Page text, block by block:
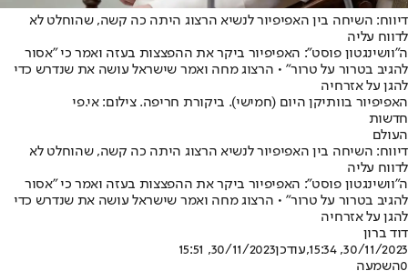
דיווח: השיחה בין האפיפיור לנשיא הרצוג היתה כה קשה, שהוחלט לא
לדווח עליה
ה"וושינגטון פוסט": האפיפיור ביקר את ההפצצות בעזה ואמר כי "אסור
להגיב בטרור על טרור" • הרצוג מחה ואמר שישראל עושה את שנדרש כדי
להגן על אזרחיה
האפיפיור בוותיקן היום (חמישי). ביקורת חריפה. צילום: אי.פי
חדשות
העולם
דיווח: השיחה בין האפיפיור לנשיא הרצוג היתה כה קשה, שהוחלט לא
לדווח עליה
ה"וושינגטון פוסט": האפיפיור ביקר את ההפצצות בעזה ואמר כי "אסור
להגיב בטרור על טרור" • הרצוג מחה ואמר שישראל עושה את שנדרש כדי
להגן על אזרחיה
דוד ברון
30/11/2023, 15:34
,עודכן30/11/2023, 15:51
0השמעה